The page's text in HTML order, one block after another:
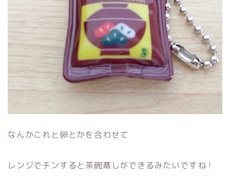
なんかこれと卵とかを合わせて
レンジでチンすると茶碗蒸しができるみたいですね！